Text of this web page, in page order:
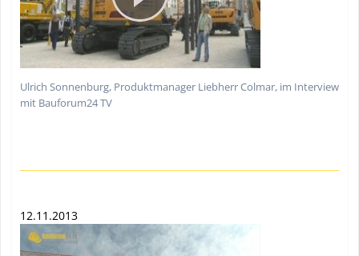
Ulrich Sonnenburg, Produktmanager Liebherr Colmar, im Interview
mit Bauforum24 TV
12.11.2013